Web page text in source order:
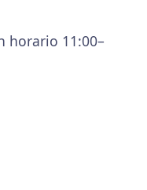
horario 11:00–